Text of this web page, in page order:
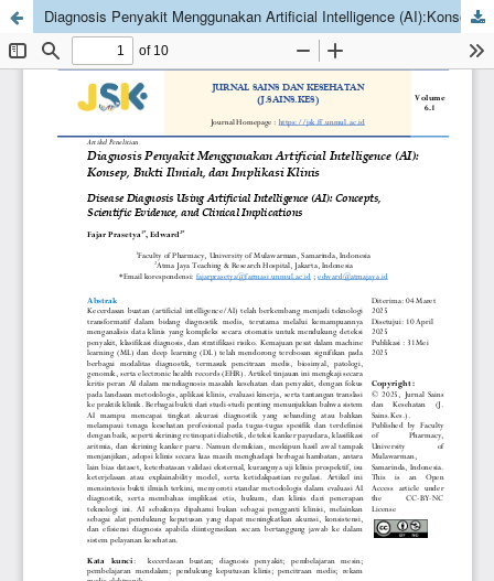
Diagnosis Penyakit Menggunakan Artificial Intelligence (AI):Konsep, Bukti Ilmiah, dan Implikasi Klinis